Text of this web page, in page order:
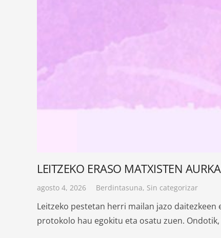
LEITZEKO ERASO MATXISTEN
agosto 4, 2026 Berdintasuna, Sin categorizar
Leitzeko pestetan herri mailan jazo
protokolo hau egokitu eta osatu zuen.